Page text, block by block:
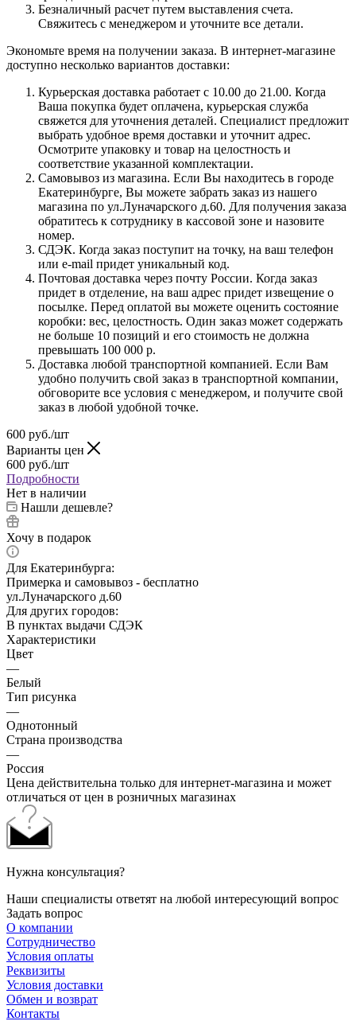
Безналичный расчет путем выставления счета.
Свяжитесь с менеджером и уточните все детали.
Экономьте время на получении заказа. В интернет-магазине
доступно несколько вариантов доставки:
Курьерская доставка работает с 10.00 до 21.00. Когда
Ваша покупка будет оплачена, курьерская служба
свяжется для уточнения деталей. Специалист предложит
выбрать удобное время доставки и уточнит адрес.
Осмотрите упаковку и товар на целостность и
соответствие указанной комплектации.
Самовывоз из магазина. Если Вы находитесь в городе
Екатеринбурге, Вы можете забрать заказ из нашего
магазина по ул.Луначарского д.60. Для получения заказа
обратитесь к сотруднику в кассовой зоне и назовите
номер.
СДЭК. Когда заказ поступит на точку, на ваш телефон
или e-mail придет уникальный код.
Почтовая доставка через почту России. Когда заказ
придет в отделение, на ваш адрес придет извещение о
посылке. Перед оплатой вы можете оценить состояние
коробки: вес, целостность. Один заказ может содержать
не больше 10 позиций и его стоимость не должна
превышать 100 000 р.
Доставка любой транспортной компанией. Если Вам
удобно получить свой заказ в транспортной компании,
обговорите все условия с менеджером, и получите свой
заказ в любой удобной точке.
600 руб./шт
Варианты цен
600 руб./шт
Подробности
Нет в наличии
Нашли дешевле?
Хочу в подарок
Для Екатеринбурга:
Примерка и самовывоз - бесплатно
ул.Луначарского д.60
Для других городов:
В пунктах выдачи СДЭК
Характеристики
Цвет
—
Белый
Тип рисунка
—
Однотонный
Страна производства
—
Россия
Цена действительна только для интернет-магазина и может
отличаться от цен в розничных магазинах
Нужна консультация?
Наши специалисты ответят на любой интересующий вопрос
Задать вопрос
О компании
Сотрудничество
Условия оплаты
Реквизиты
Условия доставки
Обмен и возврат
Контакты